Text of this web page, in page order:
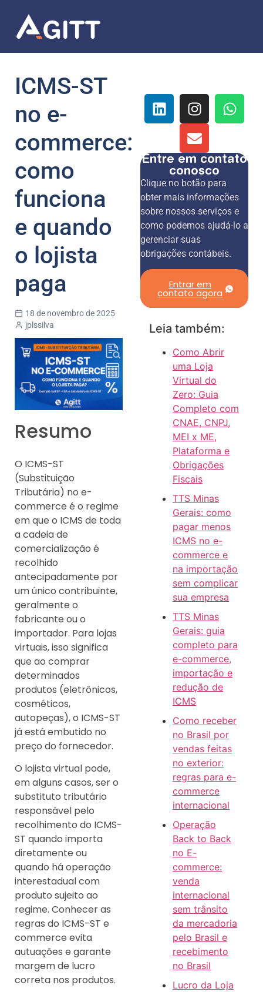
ICMS-ST
no e-
commerce:
como
funciona
e quando
o lojista
paga
18 de novembro de 2025
jplssilva
Resumo
O ICMS-ST
(Substituição
Tributária) no e-
commerce é o regime
em que o ICMS de toda
a cadeia de
comercialização é
recolhido
antecipadamente por
um único contribuinte,
geralmente o
fabricante ou o
importador. Para lojas
virtuais, isso significa
que ao comprar
determinados
produtos (eletrônicos,
cosméticos,
autopeças), o ICMS-ST
já está embutido no
preço do fornecedor.
O lojista virtual pode,
em alguns casos, ser o
substituto tributário
responsável pelo
recolhimento do ICMS-
ST quando importa
diretamente ou
quando há operação
interestadual com
produto sujeito ao
regime. Conhecer as
regras do ICMS-ST e
commerce evita
autuações e garante
margem de lucro
correta nos produtos.
Entre em contato
conosco
Clique no botão para
obter mais informações
sobre nossos serviços e
como podemos ajudá-lo a
gerenciar suas
obrigações contábeis.
Entrar em
contato agora
Leia também:
Como Abrir
uma Loja
Virtual do
Zero: Guia
Completo com
CNAE, CNPJ,
MEI x ME,
Plataforma e
Obrigações
Fiscais
TTS Minas
Gerais: como
pagar menos
ICMS no e-
commerce e
na importação
sem complicar
sua empresa
TTS Minas
Gerais: guia
completo para
e-commerce,
importação e
redução de
ICMS
Como receber
no Brasil por
vendas feitas
no exterior:
regras para e-
commerce
internacional
Operação
Back to Back
no E-
commerce:
venda
internacional
sem trânsito
da mercadoria
pelo Brasil e
recebimento
no Brasil
Lucro da Loja